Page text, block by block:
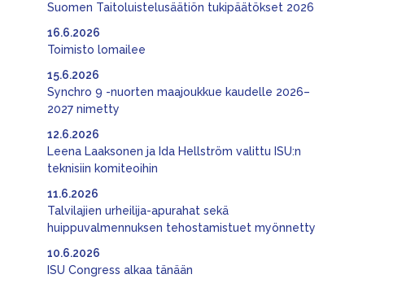
Suomen Taitoluistelusäätiön tukipäätökset 2026
Toimisto lomailee
16.6.2026
Synchro 9 -nuorten maajoukkue kaudelle 2026–
2027 nimetty
15.6.2026
Leena Laaksonen ja Ida Hellström valittu ISU:n
teknisiin komiteoihin
12.6.2026
Talvilajien urheilija-apurahat sekä
huippuvalmennuksen tehostamistuet myönnetty
11.6.2026
ISU Congress alkaa tänään
10.6.2026